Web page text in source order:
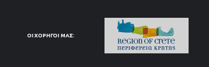
ΟΙ ΧΟΡΗΓΟΊ ΜΑΣ: